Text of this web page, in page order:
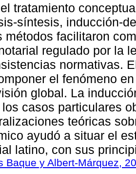
tratamiento
síntesis, inducción-
métodos facilitaron
regulado por la
normativas.
el fenómeno
global. La
los casos particulares
teóricas
ayudó a situar el
latino, con sus
Baque y Albert-Márquez,